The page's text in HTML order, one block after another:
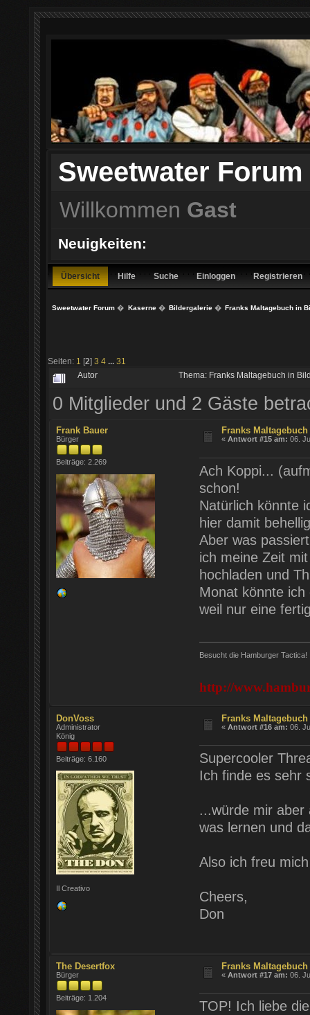
Sweetwater Forum
Willkommen Gast
Neuigkeiten:
Übersicht Hilfe Suche Einloggen Registrieren
Sweetwater Forum � Kaserne� Bildergalerie� Franks Maltagebuch in
Seiten: 1 [2] 3 4 ... 31
Autor Thema: Franks Maltagebuch in
0 Mitglieder und 2 Gäste
Frank Bauer
Bürger
Beiträge: 2.269
Franks
«Antwort #15 am: 06.
Ach Koppi...
schon!
Natürlich könnte
hier damit
Aber was
ich meine Zeit
hochladen und
Monat könnte
weil nur eine
Besucht die Hamburger Tactica!
http://
DonVoss
Administrator
König
Beiträge: 6.160
Il Creativo
Franks
«Antwort #16 am: 06.
Supercooler
Ich finde es sehr
...würde mir aber
was lernen und
Also ich freu
Cheers,
Don
The Desertfox
Bürger
Beiträge: 1.204
Franks
«Antwort #17 am: 06.
TOP! Ich liebe